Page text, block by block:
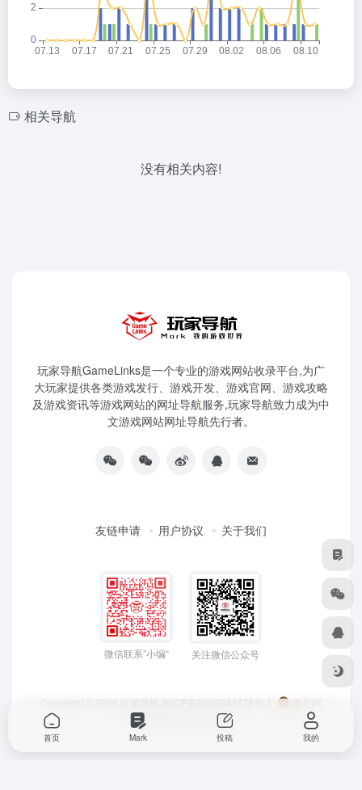
相关导航
没有相关内容!
玩家导航GameLinks是一个专业的游戏网站收录平台,为广
大玩家提供各类游戏发行、游戏开发、游戏官网、游戏攻略
及游戏资讯等游戏网站的网址导航服务,玩家导航致力成为中
文游戏网站网址导航先行者。
友链申请 用户协议 关于我们
微信联系”小编“ 关注微信公众号
Copyright © 2026 玩家导航 黑ICP备2025043478号-1
黑公网
安备23050202000033号
首页 Mark 投稿 我的